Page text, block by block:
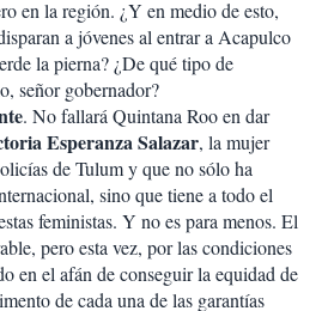
en la región. ¿Y en medio de esto,
a jóvenes al entrar a Acapulco
la pierna? ¿De qué tipo de
señor gobernador?
. No fallará Quintana Roo en dar
Esperanza Salazar, la mujer
de Tulum y que no sólo ha
sino que tiene a todo el
feministas. Y no es para menos. El
pero esta vez, por las condiciones
en el afán de conseguir la equidad de
de cada una de las garantías